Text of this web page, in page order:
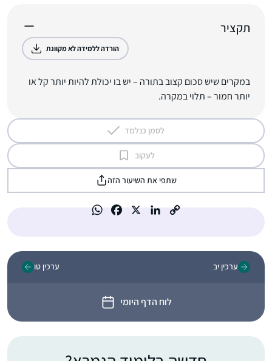
תקציר
הורדה ללמידה לא מקוונת
במקרים שיש סכום קצוב בתורה – יש בו יכולת להיות יותר קל או
יותר חמור – תלוי במקרה.
לסמן כנלמד
לעקוב
שתפי את השיעור הזה
ערכין יב
לוח הדף היומי
ערכין טו